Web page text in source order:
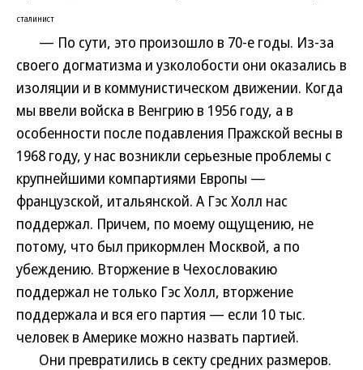
сталинист
— По сути, это произошло в 70-е годы. Из-за
своего догматизма и узколобости они оказались в
изоляции и в коммунистическом движении. Когда
мы ввели войска в Венгрию в 1956 году, а в
особенности после подавления Пражской весны в
1968 году, у нас возникли серьезные проблемы с
крупнейшими компартиями Европы —
французской, итальянской. А Гэс Холл нас
поддержал. Причем, по моему ощущению, не
потому, что был прикормлен Москвой, а по
убеждению. Вторжение в Чехословакию
поддержал не только Гэс Холл, вторжение
поддержала и вся его партия — если 10 тыс.
человек в Америке можно назвать партией.
Они превратились в секту средних размеров.